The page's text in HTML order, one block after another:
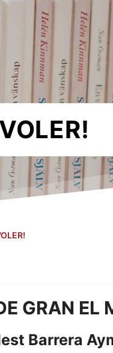
GRAN EL
Barrera